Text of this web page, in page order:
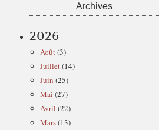
Archives
2026
Août(3)
Juillet(14)
Juin (25)
Mai (27)
Avril (22)
Mars(13)